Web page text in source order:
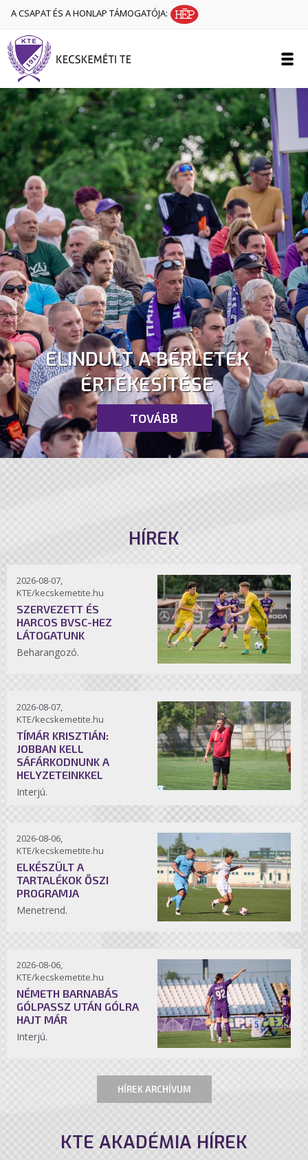
A CSAPAT ÉS A HONLAP TÁMOGATÓJA:
ELINDULT A BÉRLETEK
ÉRTÉKESÍTÉSE
TOVÁBB
HÍREK
2026-08-07,
KTE/kecskemetite.hu
SZERVEZETT ÉS
HARCOS BVSC-HEZ
LÁTOGATUNK
Beharangozó.
2026-08-07,
KTE/kecskemetite.hu
TÍMÁR KRISZTIÁN:
JOBBAN KELL
SÁFÁRKODNUNK A
HELYZETEINKKEL
Interjú.
2026-08-06,
KTE/kecskemetite.hu
ELKÉSZÜLT A
TARTALÉKOK ŐSZI
PROGRAMJA
Menetrend.
2026-08-06,
KTE/kecskemetite.hu
NÉMETH BARNABÁS
GÓLPASSZ UTÁN GÓLRA
HAJT MÁR
Interjú.
HÍREK ARCHÍVUM
KTE AKADÉMIA HÍREK